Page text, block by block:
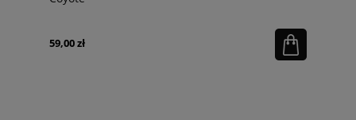
59,00 zł